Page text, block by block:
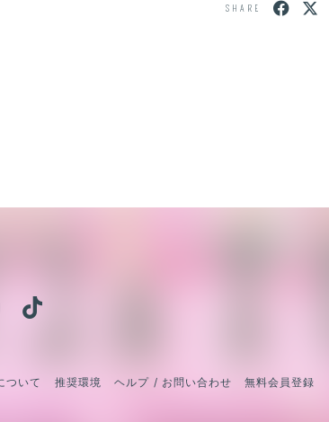
SHARE
ついて 推奨環境 ヘルプ / お問い合わせ 無料会員登録